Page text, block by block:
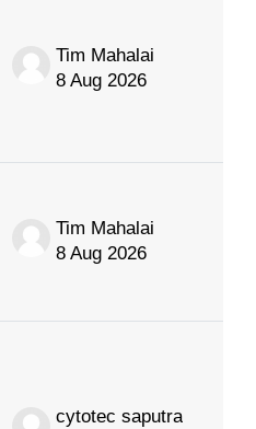
Tim Mahalai
8 Aug 2026
Tim Mahalai
8 Aug 2026
cytotec saputra